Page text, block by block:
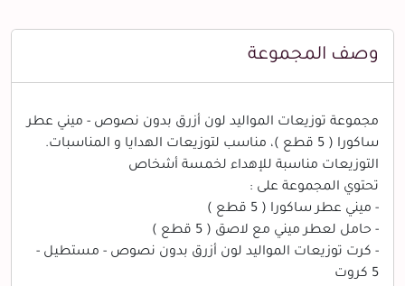
وصف المجموعة
مجموعة توزيعات المواليد لون أزرق بدون نصوص - ميني عطر
ساكورا ( 5 قطع )، مناسب لتوزيعات الهدايا و المناسبات.
التوزيعات مناسبة للإهداء لخمسة أشخاص
تحتوي المجموعة على :
- ميني عطر ساكورا ( 5 قطع )
- حامل لعطر ميني مع لاصق ( 5 قطع )
- كرت توزيعات المواليد لون أزرق بدون نصوص - مستطيل -
5 كروت